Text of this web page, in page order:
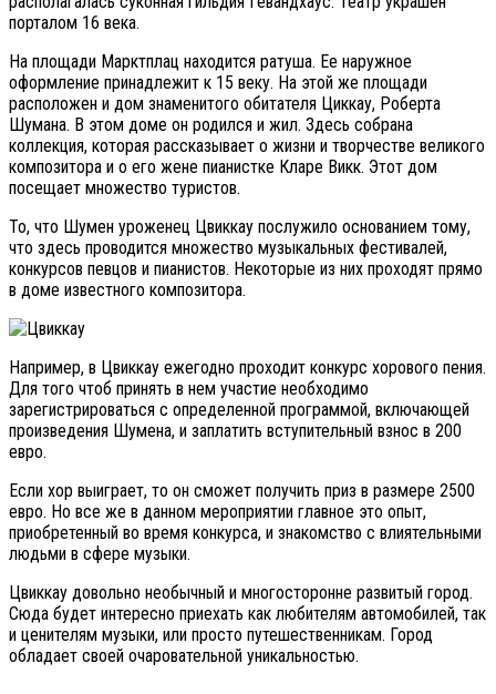
порталом 16 века.
На площади Марктплац находится ратуша. Ее наружное
оформление принадлежит к 15 веку. На этой же площади
расположен и дом знаменитого обитателя Циккау, Роберта
Шумана. В этом доме он родился и жил. Здесь собрана
коллекция, которая рассказывает о жизни и творчестве великого
композитора и о его жене пианистке Кларе Викк. Этот дом
посещает множество туристов.
То, что Шумен уроженец Цвиккау послужило основанием тому,
что здесь проводится множество музыкальных фестивалей,
конкурсов певцов и пианистов. Некоторые из них проходят прямо
в доме известного композитора.
Например, в Цвиккау ежегодно проходит конкурс хорового пения.
Для того чтоб принять в нем участие необходимо
зарегистрироваться с определенной программой, включающей
произведения Шумена, и заплатить вступительный взнос в 200
евро.
Если хор выиграет, то он сможет получить приз в размере 2500
евро. Но все же в данном мероприятии главное это опыт,
приобретенный во время конкурса, и знакомство с влиятельными
людьми в сфере музыки.
Цвиккау довольно необычный и многосторонне развитый город.
Сюда будет интересно приехать как любителям автомобилей, так
и ценителям музыки, или просто путешественникам. Город
обладает своей очаровательной уникальностью.